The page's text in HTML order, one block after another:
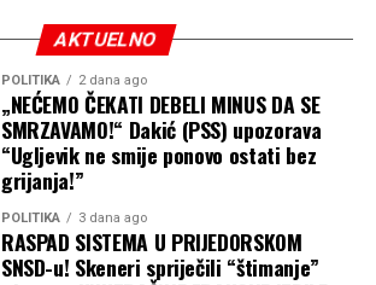
AKTUELNO
POLITIKA 2 dana ago
„NEĆEMO ČEKATI DEBELI MINUS DA SE
SMRZAVAMO!“ Dakić (PSS) upozorava
“Ugljevik ne smije ponovo ostati bez
grijanja!”
POLITIKA 3 dana ago
RASPAD SISTEMA U PRIJEDORSKOM
SNSD-u! Skeneri spriječili “štimanje”